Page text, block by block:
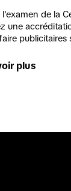
l'examen de la
une
publicitaires
plus